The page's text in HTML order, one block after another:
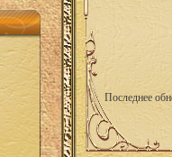
Последнее